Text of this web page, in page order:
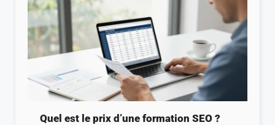
Quel est le prix d’une formation SEO ?